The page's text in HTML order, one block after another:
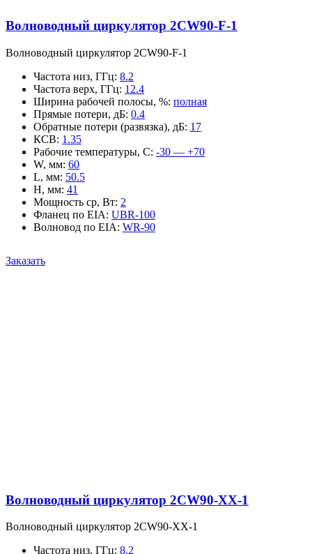
Волноводный циркулятор 2CW90-F-1
Волноводный циркулятор 2CW90-F-1
Частота низ, ГГц: 8.2
Частота верх, ГГц: 12.4
Ширина рабочей полосы, %: полная
Прямые потери, дБ: 0.4
Обратные потери (развязка), дБ: 17
КСВ: 1.35
Рабочие температуры, С: -30 — +70
W, мм: 60
L, мм: 50.5
H, мм: 41
Мощность ср, Вт: 2
Фланец по EIA: UBR-100
Волновод по EIA: WR-90
Заказать
Волноводный циркулятор 2CW90-XX-1
Волноводный циркулятор 2CW90-XX-1
Частота низ, ГГц: 8.2